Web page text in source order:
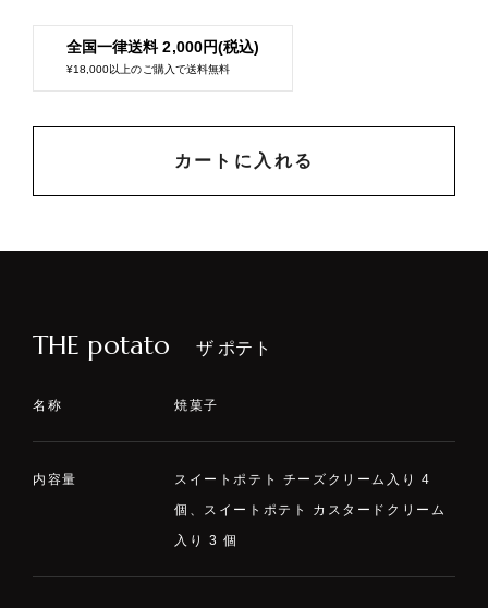
全国一律送料 2,000円(税込)
¥18,000以上のご購入で送料無料
カートに入れる
THE potato ザ ポテト
名称 焼菓子
内容量
スイートポテト チーズクリーム入り 4
個、スイートポテト カスタードクリーム
入り 3 個